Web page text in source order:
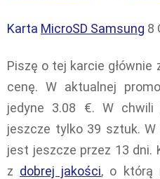
Karta MicroSD Samsung 8
Piszę o tej karcie głównie
cenę. W aktualnej
jedyne 3.08 €. W chwili
jeszcze tylko 39 sztuk.
jest jeszcze przez 13 dni.
z dobrej jakości, o którą